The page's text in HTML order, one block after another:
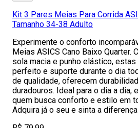
Kit 3 Pares Meias Para Corrida
Tamanho 34-38 Adulto
Experimente o conforto
Meias ASICS Cano Baixo Quarter.
sola macia e punho elástico,
perfeito e suporte durante o dia
de qualidade, oferecem
duradouros. Ideal para o dia a dia,
quem busca conforto e estilo em
Adquira já o seu e sinta a